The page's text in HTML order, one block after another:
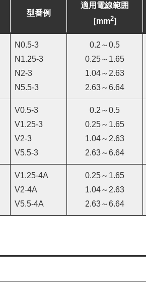
型番例
適用電線範囲
[mm2]
N0.5-3
N1.25-3
N2-3
N5.5-3
0.2～0.5
0.25～1.65
1.04～2.63
2.63～6.64
V0.5-3
V1.25-3
V2-3
V5.5-3
0.2～0.5
0.25～1.65
1.04～2.63
2.63～6.64
V1.25-4A
V2-4A
V5.5-4A
0.25～1.65
1.04～2.63
2.63～6.64